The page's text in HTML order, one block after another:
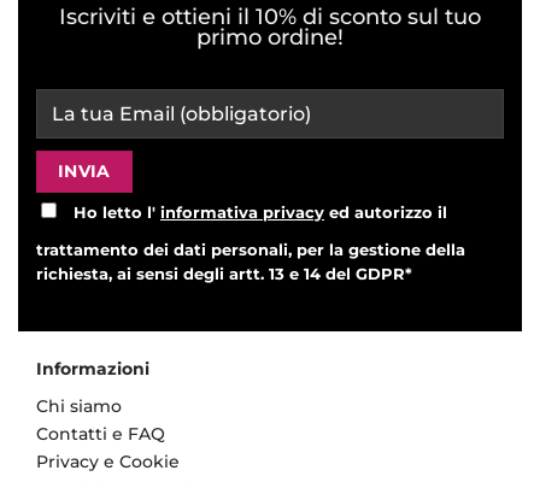
Iscriviti e ottieni il 10% di sconto sul tuo
primo ordine!
Ho letto l' informativa privacy ed autorizzo il
trattamento dei dati personali, per la gestione della
richiesta, ai sensi degli artt. 13 e 14 del GDPR*
Informazioni
Chi siamo
Contatti e FAQ
Privacy e Cookie